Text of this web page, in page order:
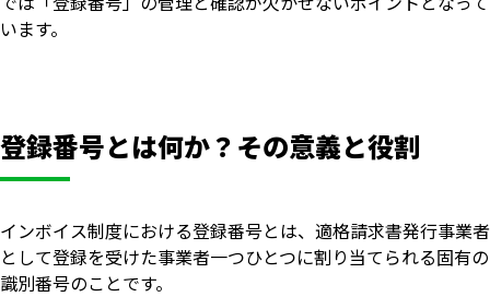
います。
登録番号とは何か？その意義と役割
インボイス制度における登録番号とは、適格請求書発行事業者
として登録を受けた事業者一つひとつに割り当てられる固有の
識別番号のことです。